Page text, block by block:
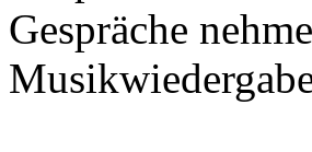
Gespräche